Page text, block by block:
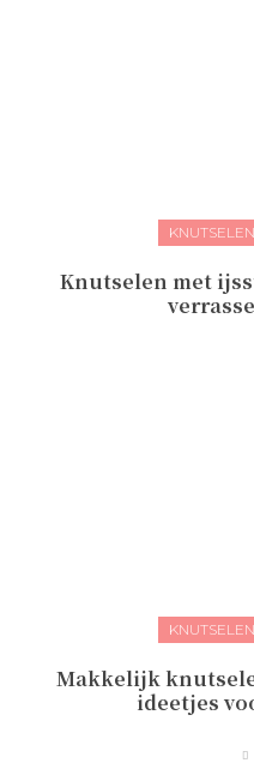
Knutselen met
Makkelijk
ideetjes